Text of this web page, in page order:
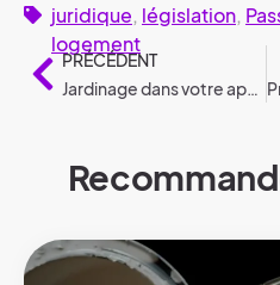
juridique, législation,
logement
PRÉCÉDENT
Jardinage dans votre appartement